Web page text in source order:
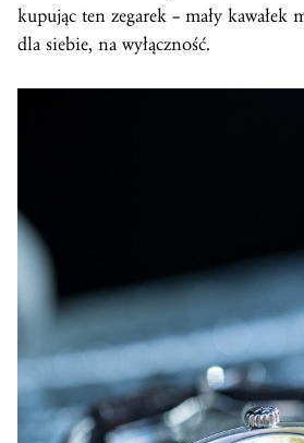
kupując ten zegarek – mały
dla siebie, na wyłączność.